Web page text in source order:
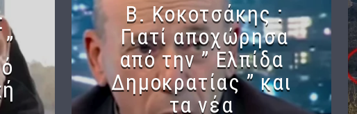
Β. Κοκοτσάκης :
Γιατί αποχώρησα
από την ” Ελπίδα
Δημοκρατίας ” και
τα νέα